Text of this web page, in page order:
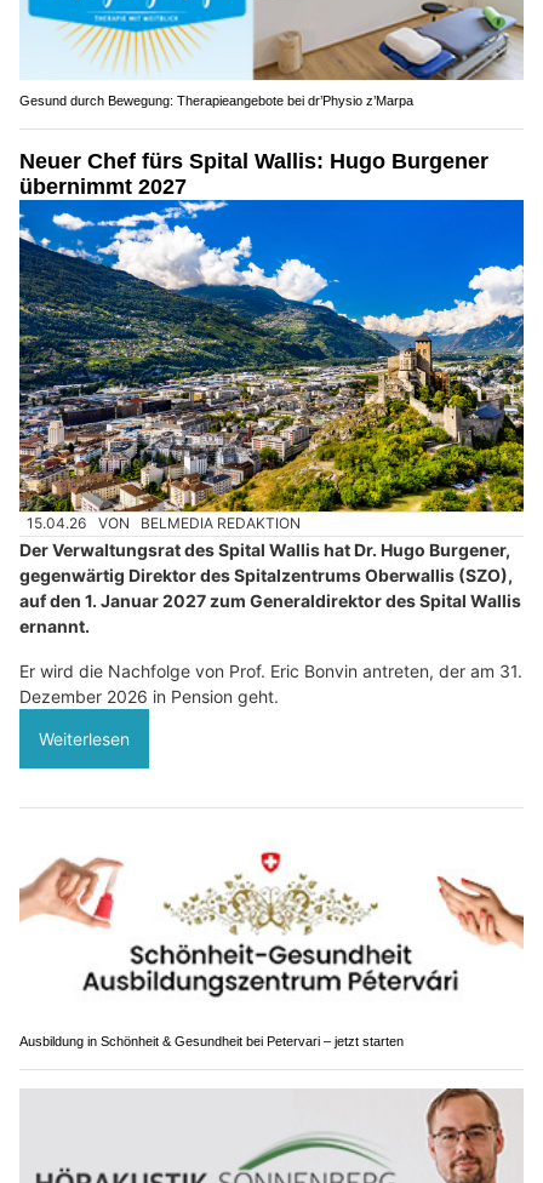
Gesund durch Bewegung: Therapieangebote bei dr’Physio z’Marpa
Neuer Chef fürs Spital Wallis: Hugo Burgener
übernimmt 2027
15.04.26 VON BELMEDIA REDAKTION
Der Verwaltungsrat des Spital Wallis hat Dr. Hugo Burgener,
gegenwärtig Direktor des Spitalzentrums Oberwallis (SZO),
auf den 1. Januar 2027 zum Generaldirektor des Spital Wallis
ernannt.
Er wird die Nachfolge von Prof. Eric Bonvin antreten, der am 31.
Dezember 2026 in Pension geht.
Weiterlesen
Ausbildung in Schönheit & Gesundheit bei Petervari – jetzt starten